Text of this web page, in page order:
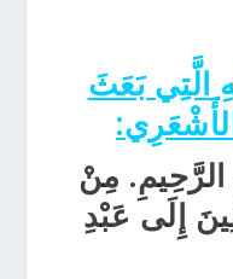
الَّتِي بَعَثَ
مِنْ
إِلَى عَبْدِ